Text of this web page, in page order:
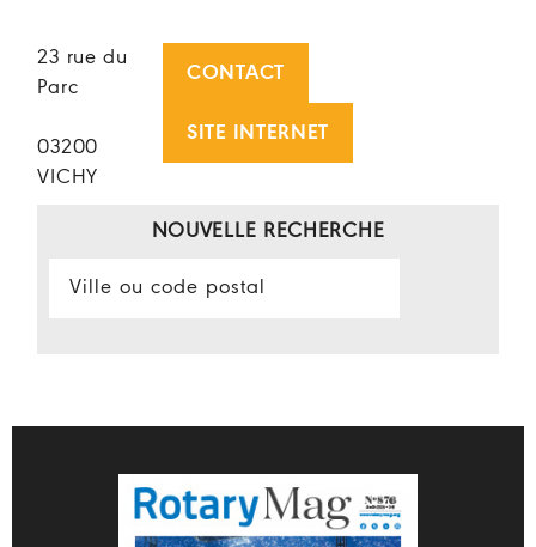
23 rue du
Parc
03200
VICHY
CONTACT
SITE INTERNET
NOUVELLE RECHERCHE